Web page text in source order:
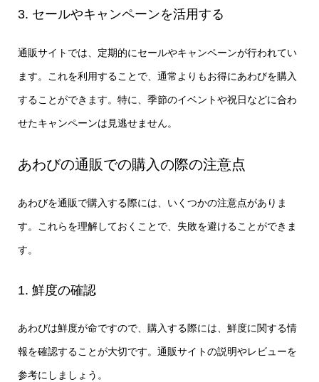
3. セールやキャンペーンを活用する
通販サイトでは、定期的にセールやキャンペーンが行われてい
ます。これを利用することで、通常よりもお得にあわびを購入
することができます。特に、季節のイベントや祝日などに合わ
せたキャンペーンは見逃せません。
あわびの通販での購入の際の注意点
あわびを通販で購入する際には、いくつかの注意点がありま
す。これらを理解しておくことで、失敗を避けることができま
す。
1. 鮮度の確認
あわびは鮮度が命ですので、購入する際には、鮮度に関する情
報を確認することが大切です。通販サイトの説明やレビューを
参考にしましょう。